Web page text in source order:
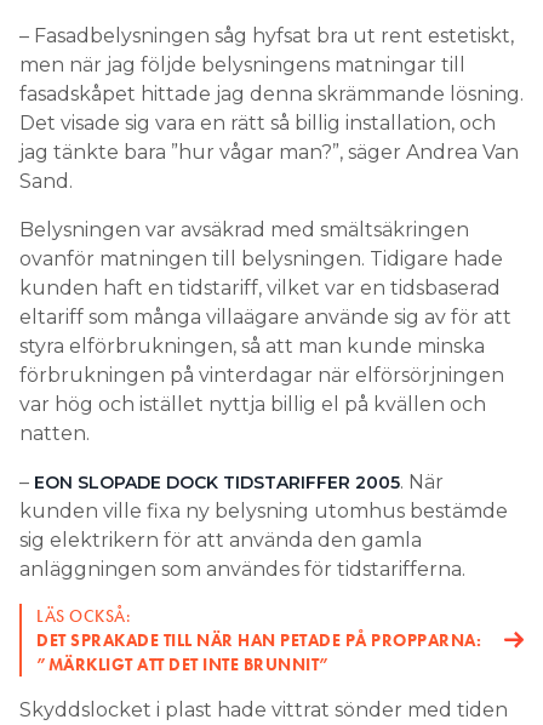
– Fasadbelysningen såg hyfsat bra ut rent estetiskt,
men när jag följde belysningens matningar till
fasadskåpet hittade jag denna skrämmande lösning.
Det visade sig vara en rätt så billig installation, och
jag tänkte bara ”hur vågar man?”, säger Andrea Van
Sand.
Belysningen var avsäkrad med smältsäkringen
ovanför matningen till belysningen. Tidigare hade
kunden haft en tidstariff, vilket var en tidsbaserad
eltariff som många villaägare använde sig av för att
styra elförbrukningen, så att man kunde minska
förbrukningen på vinterdagar när elförsörjningen
var hög och istället nyttja billig el på kvällen och
natten.
– EON SLOPADE DOCK TIDSTARIFFER 2005. När
kunden ville fixa ny belysning utomhus bestämde
sig elektrikern för att använda den gamla
anläggningen som användes för tidstarifferna.
LÄS OCKSÅ:
DET SPRAKADE TILL NÄR HAN PETADE PÅ PROPPARNA:
”MÄRKLIGT ATT DET INTE BRUNNIT”
Skyddslocket i plast hade vittrat sönder med tiden